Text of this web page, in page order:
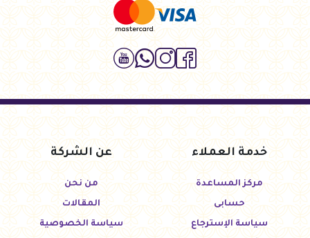
خدمة العملاء
مركز المساعدة
حسابى
سياسة الإسترجاع
عن الشركة
من نحن
المقالات
سياسة الخصوصية